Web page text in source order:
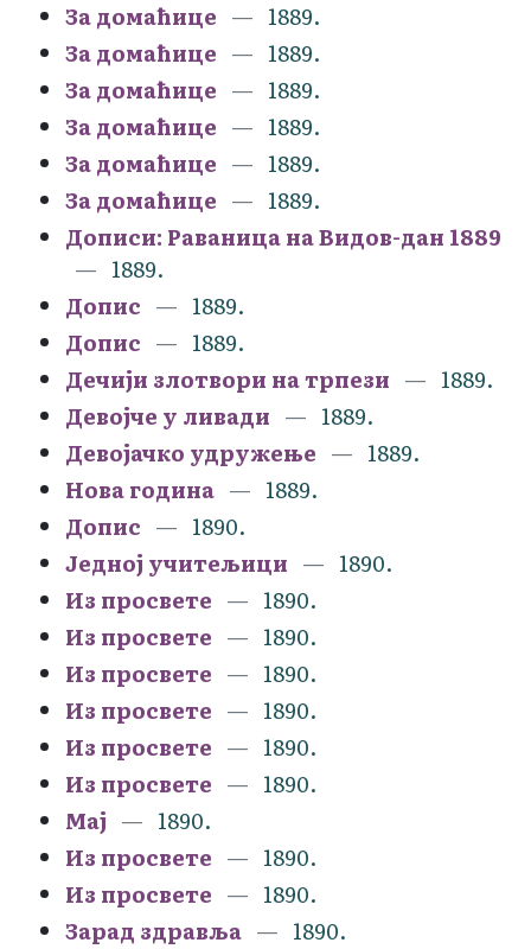
За домаћице
1889.
За домаћице
1889.
За домаћице
1889.
За домаћице
1889.
За домаћице
1889.
За домаћице
1889.
Дописи: Раваница на Видов-дан 1889
1889.
Допис
1889.
Допис
1889.
Дечији злотвори на трпези
1889.
Девојче у ливади
1889.
Девојачко удружење
1889.
Нова година
1889.
Допис
1890.
Једној учитељици
1890.
Из просвете
1890.
Из просвете
1890.
Из просвете
1890.
Из просвете
1890.
Из просвете
1890.
Из просвете
1890.
Мај
1890.
Из просвете
1890.
Из просвете
1890.
Зарад здравља
1890.